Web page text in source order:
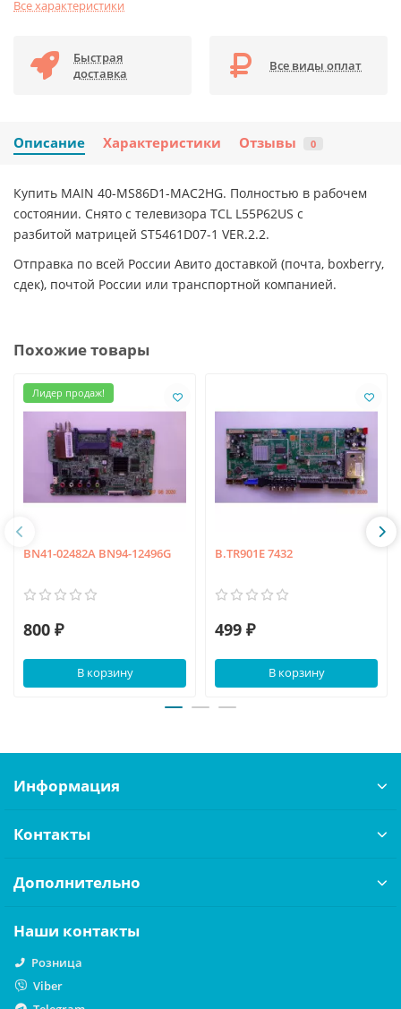
Все характеристики
Быстрая
доставка
Все виды оплат
Описание Характеристики Отзывы 0
Купить MAIN 40-MS86D1-MAC2HG. Полностью в рабочем
состоянии. Снято с телевизора TCL L55P62US с
разбитой матрицей ST5461D07-1 VER.2.2.
Отправка по всей России Авито доставкой (почта, boxberry,
сдек), почтой России или транспортной компанией.
Похожие товары
Лидер продаж!
BN41-02482A BN94-12496G
800 ₽
В корзину
B.TR901E 7432
499 ₽
В корзину
Информация
Контакты
Дополнительно
Наши контакты
Розница
Viber